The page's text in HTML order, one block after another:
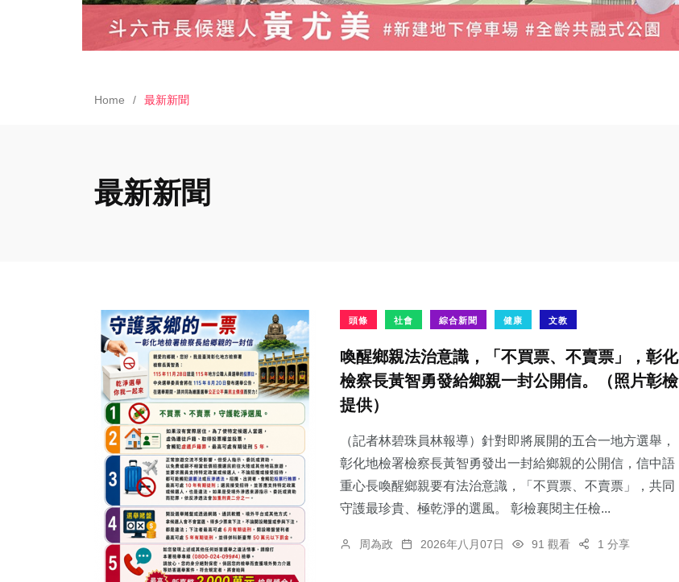
Home 最新新聞
最新新聞
頭條 社會 綜合新聞 健康 文教
喚醒鄉親法治意識，「不買票、不賣票」，彰化
檢察長黃智勇發給鄉親一封公開信。（照片彰檢
提供）
（記者林碧珠員林報導）針對即將展開的五合一地方選舉，
彰化地檢署檢察長黃智勇發出一封給鄉親的公開信，信中語
重心長喚醒鄉親要有法治意識，「不買票、不賣票」，共同
守護最珍貴、極乾淨的選風。 彰檢襄閱主任檢...
周為政 2026年八月07日 91 觀看 1 分享